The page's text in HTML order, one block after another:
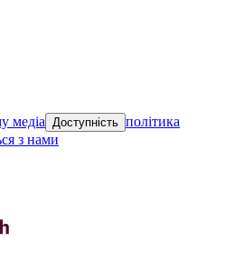
медіа Доступність політика
з нами